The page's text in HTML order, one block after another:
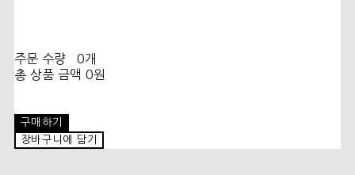
주문 수량
0개
총 상품 금액 0원
구매하기
장바구니에 담기